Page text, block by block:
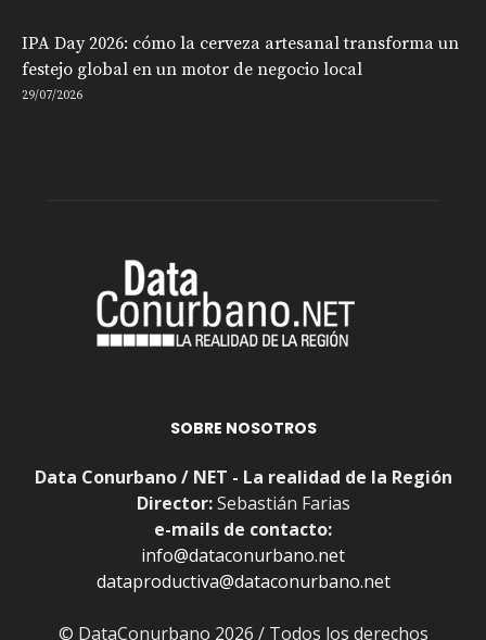
IPA Day 2026: cómo la cerveza artesanal transforma un
festejo global en un motor de negocio local
29/07/2026
SOBRE NOSOTROS
Data Conurbano / NET - La realidad de la Región
Director:Sebastián Farias
e-mails de contacto:
info@dataconurbano.net
dataproductiva@dataconurbano.net
© DataConurbano 2026 / Todos los derechos